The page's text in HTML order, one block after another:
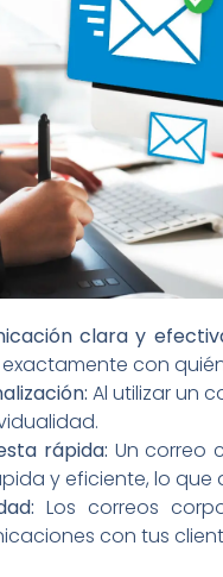
clara y
con
Al utilizar un
rápida: Un correo
y eficiente, lo
Los correos
con tus